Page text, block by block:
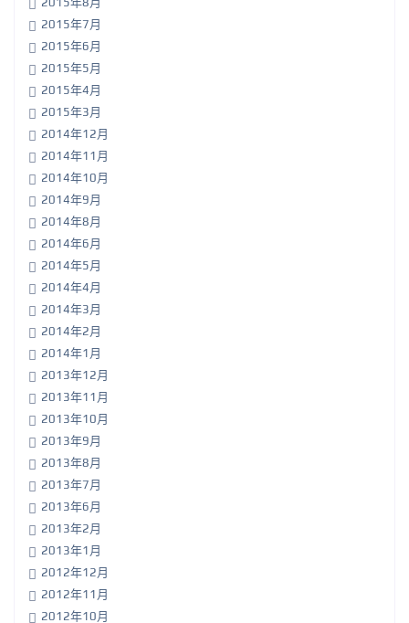
2015年7月
2015年6月
2015年5月
2015年4月
2015年3月
2014年12月
2014年11月
2014年10月
2014年9月
2014年8月
2014年6月
2014年5月
2014年4月
2014年3月
2014年2月
2014年1月
2013年12月
2013年11月
2013年10月
2013年9月
2013年8月
2013年7月
2013年6月
2013年2月
2013年1月
2012年12月
2012年11月
2012年10月